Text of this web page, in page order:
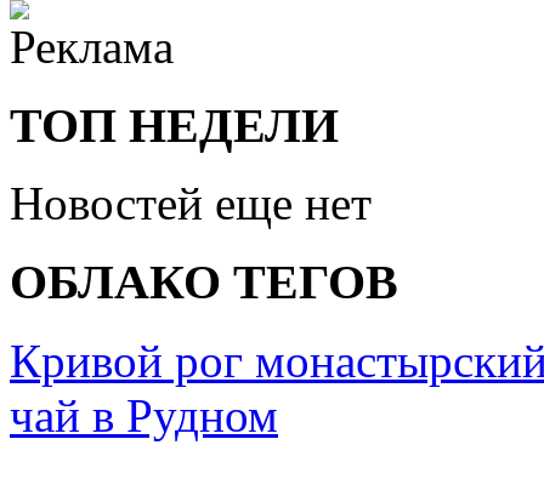
ТОП НЕДЕЛИ
Новостей еще нет
ОБЛАКО ТЕГОВ
Кривой рог
чай в Рудном